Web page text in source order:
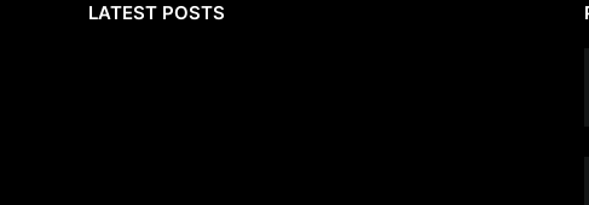
LATEST POSTS